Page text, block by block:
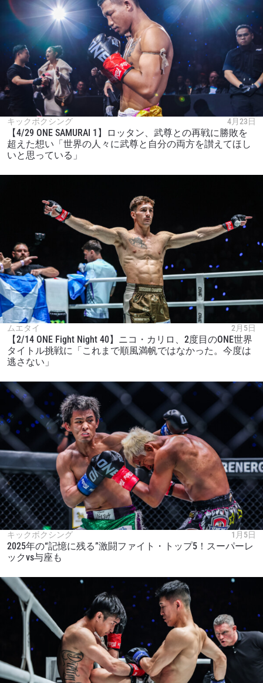
キックボクシング 4月23日
【4/29 ONE SAMURAI 1】ロッタン、武尊との再戦に勝敗を
超えた想い「世界の人々に武尊と自分の両方を讃えてほし
いと思っている」
ムエタイ 2月5日
【2/14 ONE Fight Night 40】ニコ・カリロ、2度目のONE世界
タイトル挑戦に「これまで順風満帆ではなかった。今度は
逃さない」
キックボクシング 1月5日
2025年の“記憶に残る”激闘ファイト・トップ5！スーパーレ
ックvs与座も